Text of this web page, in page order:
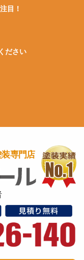
目！
ださい